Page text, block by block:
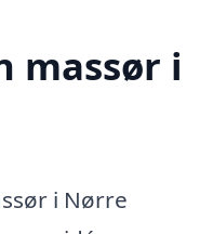
massør i
i Nørre